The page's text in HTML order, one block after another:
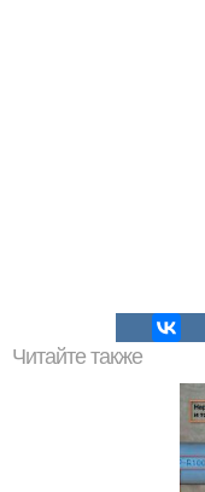
Читайте также